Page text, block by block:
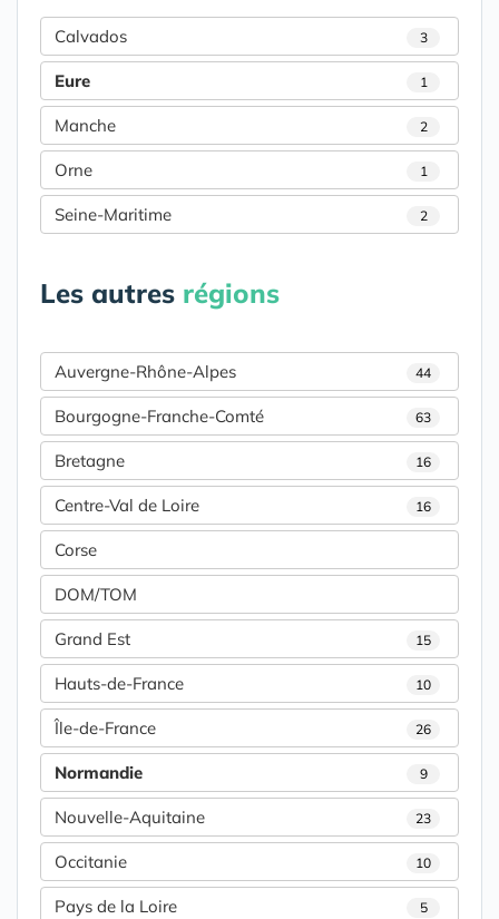
Calvados 3
Eure 1
Manche 2
Orne 1
Seine-Maritime 2
Les autres régions
Auvergne-Rhône-Alpes 44
Bourgogne-Franche-Comté 63
Bretagne 16
Centre-Val de Loire 16
Corse
DOM/TOM
Grand Est 15
Hauts-de-France 10
Île-de-France 26
Normandie 9
Nouvelle-Aquitaine 23
Occitanie 10
Pays de la Loire 5